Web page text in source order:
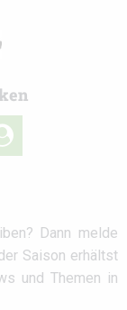
Dann melde
Saison erhältst
und Themen in